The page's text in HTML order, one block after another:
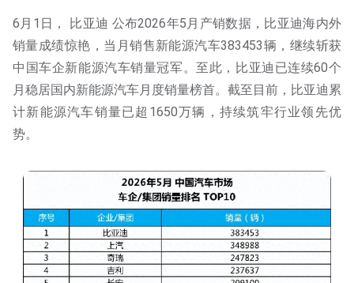
6月1日， 比亚迪 公布2026年5月产销数据，比亚迪海内外
销量成绩惊艳，当月销售新能源汽车383453辆，继续斩获
中国车企新能源汽车销量冠军。至此，比亚迪已连续60个
月稳居国内新能源汽车月度销量榜首。截至目前，比亚迪累
计新能源汽车销量已超1650万辆，持续筑牢行业领先优
势。